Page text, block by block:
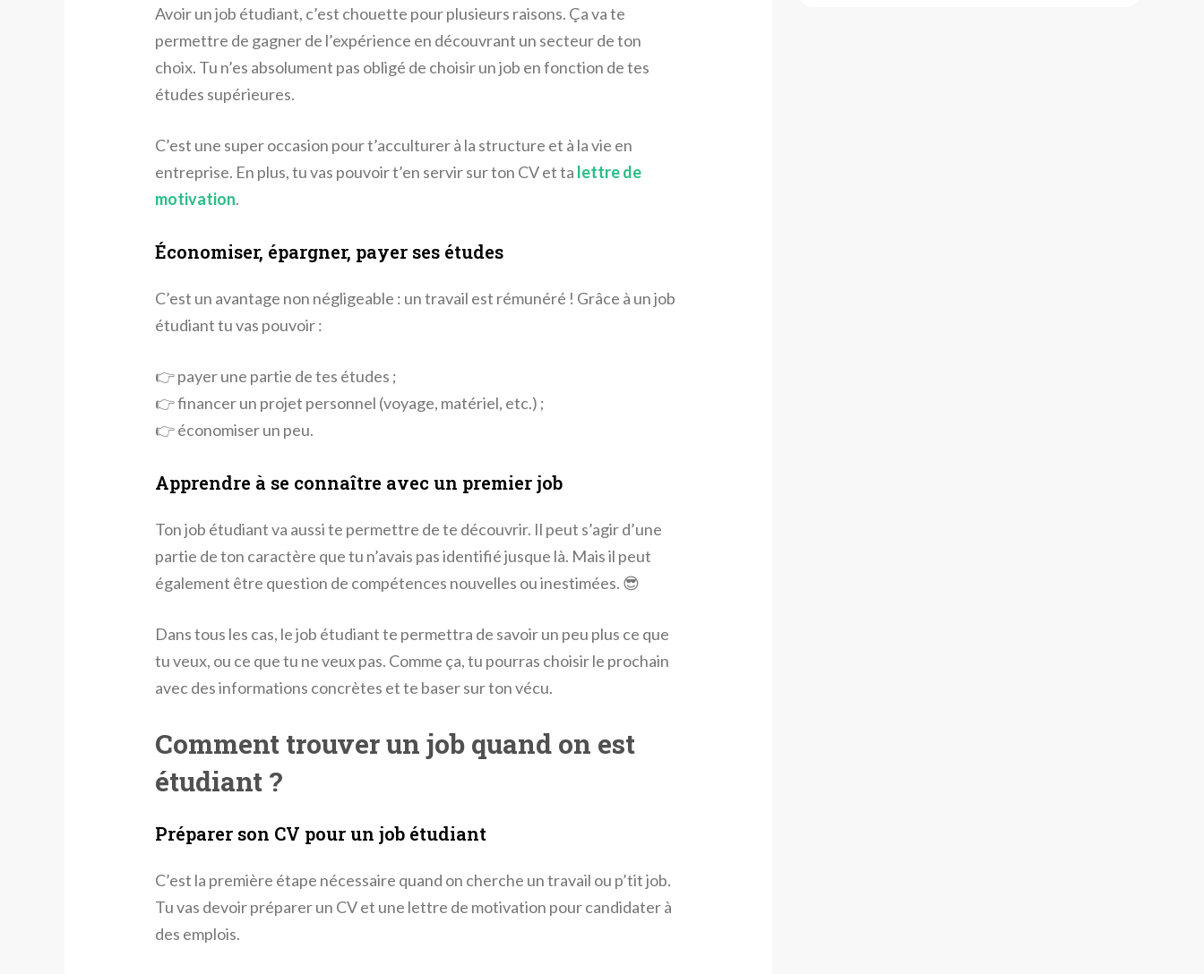
Avoir un job étudiant, c’est chouette pour plusieurs raisons. Ça va te
permettre de gagner de l’expérience en découvrant un secteur de ton
choix. Tu n’es absolument pas obligé de choisir un job en fonction de tes
études supérieures.
C’est une super occasion pour t’acculturer à la structure et à la vie en
entreprise. En plus, tu vas pouvoir t’en servir sur ton CV et ta lettre de
motivation.
Économiser, épargner, payer ses études
C’est un avantage non négligeable : un travail est rémunéré ! Grâce à un job
étudiant tu vas pouvoir :
👉 payer une partie de tes études ;
👉 financer un projet personnel (voyage, matériel, etc.) ;
👉 économiser un peu.
Apprendre à se connaître avec un premier job
Ton job étudiant va aussi te permettre de te découvrir. Il peut s’agir d’une
partie de ton caractère que tu n’avais pas identifié jusque là. Mais il peut
également être question de compétences nouvelles ou inestimées. 😎
Dans tous les cas, le job étudiant te permettra de savoir un peu plus ce que
tu veux, ou ce que tu ne veux pas. Comme ça, tu pourras choisir le prochain
avec des informations concrètes et te baser sur ton vécu.
Comment trouver un job quand on est
étudiant ?
Préparer son CV pour un job étudiant
C’est la première étape nécessaire quand on cherche un travail ou p’tit job.
Tu vas devoir préparer un CV et une lettre de motivation pour candidater à
des emplois.